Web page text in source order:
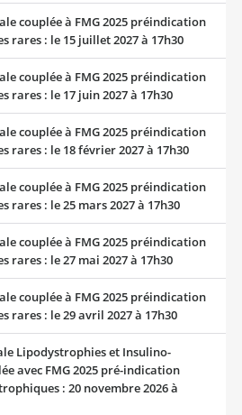
couplée à FMG 2025 préindication
rares : le 15 juillet 2027 à 17h30
couplée à FMG 2025 préindication
rares : le 17 juin 2027 à 17h30
couplée à FMG 2025 préindication
rares : le 18 février 2027 à 17h30
couplée à FMG 2025 préindication
rares : le 25 mars 2027 à 17h30
couplée à FMG 2025 préindication
rares : le 27 mai 2027 à 17h30
couplée à FMG 2025 préindication
rares : le 29 avril 2027 à 17h30
Lipodystrophies et Insulino-
avec FMG 2025 pré-indication
: 20 novembre 2026 à